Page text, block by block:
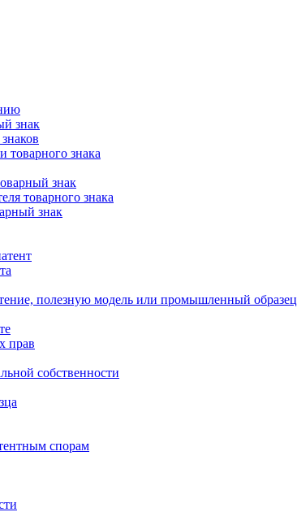
знак
товарного знака
знак
товарного знака
знак
полезную модель или промышленный образец
прав
собственности
спорам